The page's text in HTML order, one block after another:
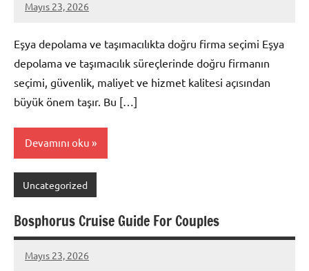
Mayıs 23, 2026
admin
Yorum
Eşya depolama ve taşımacılıkta doğru firma seçimi Eşya
depolama ve taşımacılık süreçlerinde doğru firmanın
seçimi, güvenlik, maliyet ve hizmet kalitesi açısından
büyük önem taşır. Bu […]
Devamını oku
Uncategorized
Bosphorus Cruise Guide For Couples
Mayıs 23, 2026
admin
Yorum